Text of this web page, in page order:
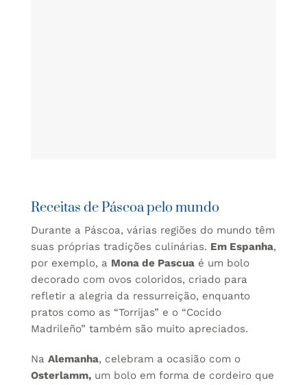
Receitas de Páscoa pelo mundo
Durante a Páscoa, várias regiões do mundo têm
suas próprias tradições culinárias. Em Espanha,
por exemplo, a Mona de Pascua é um bolo
decorado com ovos coloridos, criado para
refletir a alegria da ressurreição, enquanto
pratos como as “Torrijas” e o “Cocido
Madrileño” também são muito apreciados.
Na Alemanha, celebram a ocasião com o
Osterlamm, um bolo em forma de cordeiro que